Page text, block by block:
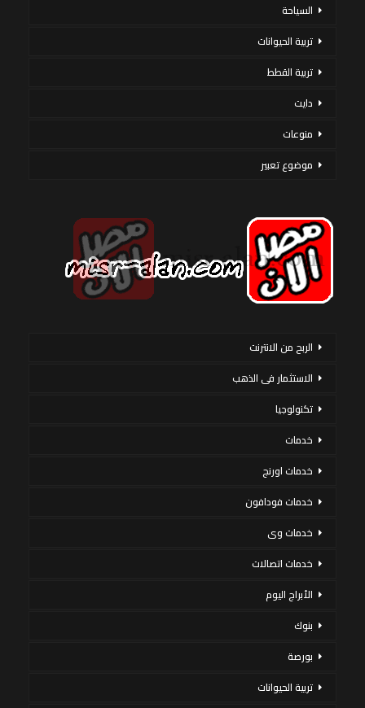
السياحة
تربية الحيوانات
تربية القطط
دايت
منوعات
موضوع تعبير
الربح من الانترنت
الاستثمار فى الذهب
تكنولوجيا
خدمات
خدمات اورنج
خدمات فودافون
خدمات وى
خدمات اتصالات
الأبراج اليوم
بنوك
بورصة
تربية الحيوانات